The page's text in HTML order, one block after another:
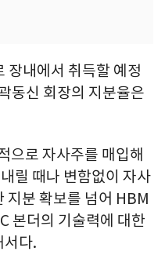
장내에서 취득할 예정
동신 회장의 지분율은
으로 자사주를 매입해
릴 때나 변함없이 자사
지분 확보를 넘어 HBM
본더의 기술력에 대한
서다.